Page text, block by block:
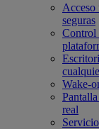
Acceso
seguras
Control
Wake-
real